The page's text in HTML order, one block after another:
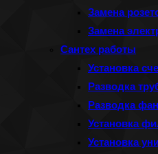
Замена
Замена
Сантех работы
Установка
Разводка
Разводка
Установка
Установка